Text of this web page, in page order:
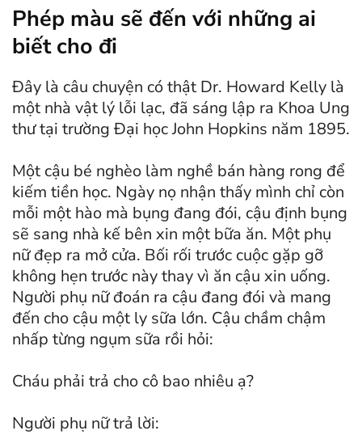
Phép màu sẽ đến với những ai
biết cho đi
Đây là câu chuyện có thật Dr. Howard Kelly là
một nhà vật lý lỗi lạc, đã sáng lập ra Khoa Ung
thư tại trường Đại học John Hopkins năm 1895.
Một cậu bé nghèo làm nghề bán hàng rong để
kiếm tiền học. Ngày nọ nhận thấy mình chỉ còn
mỗi một hào mà bụng đang đói, cậu định bụng
sẽ sang nhà kế bên xin một bữa ăn. Một phụ
nữ đẹp ra mở cửa. Bối rối trước cuộc gặp gỡ
không hẹn trước này thay vì ăn cậu xin uống.
Người phụ nữ đoán ra cậu đang đói và mang
đến cho cậu một ly sữa lớn. Cậu chầm chậm
nhấp từng ngụm sữa rồi hỏi:
Cháu phải trả cho cô bao nhiêu ạ?
Người phụ nữ trả lời: